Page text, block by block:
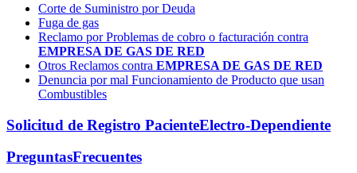
Corte de Suministro por Deuda
Fuga de gas
Reclamo por Problemas de cobro o facturación contra
EMPRESA DE GAS DE RED
Otros Reclamos contra EMPRESA DE GAS DE RED
Denuncia por mal Funcionamiento de Producto que usan
Combustibles
Solicitud de Registro PacienteElectro-Dependiente
PreguntasFrecuentes